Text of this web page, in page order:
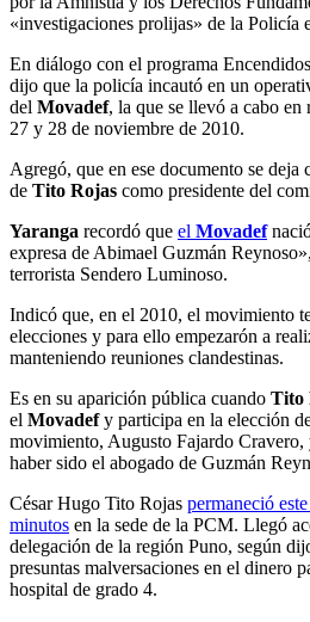
«investigaciones prolijas» de la Policía
En diálogo con el programa
dijo que la policía incautó en un
del Movadef, la que se llevó a cabo en
27 y 28 de noviembre de 2010.
Agregó, que en ese documento se deja
de Tito Rojas como presidente del
Yaranga recordó que el Movadef
expresa de Abimael Guzmán
terrorista Sendero Luminoso.
Indicó que, en el 2010, el movimiento
elecciones y para ello empezarón a
manteniendo reuniones clandestinas.
Es en su aparición pública cuando Tito
el Movadefy participa en la elección
movimiento, Augusto Fajardo
haber sido el abogado de Guzmán
César Hugo Tito Rojas permaneció
minutos en la sede de la PCM. Llegó
delegación de la región Puno, según
presuntas malversaciones en el dinero
hospital de grado 4.